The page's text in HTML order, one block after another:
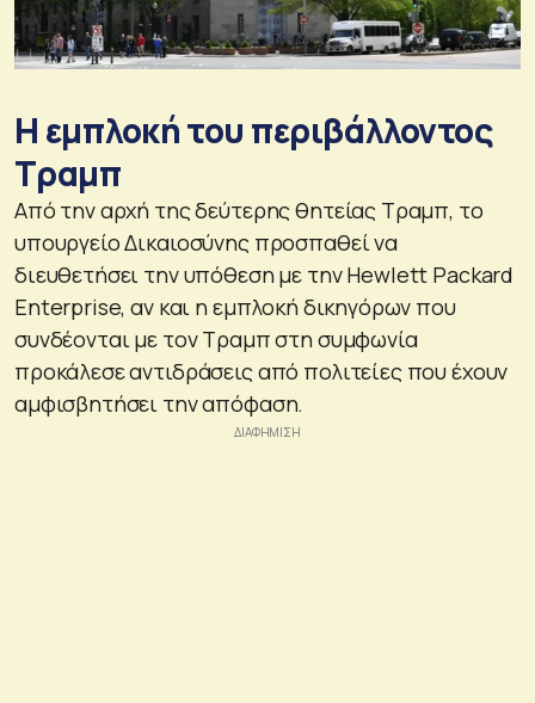
Η εμπλοκή του περιβάλλοντος
Τραμπ
Από την αρχή της δεύτερης θητείας Τραμπ, το
υπουργείο Δικαιοσύνης προσπαθεί να
διευθετήσει την υπόθεση με την Hewlett Packard
Enterprise, αν και η εμπλοκή δικηγόρων που
συνδέονται με τον Τραμπ στη συμφωνία
προκάλεσε αντιδράσεις από πολιτείες που έχουν
αμφισβητήσει την απόφαση.